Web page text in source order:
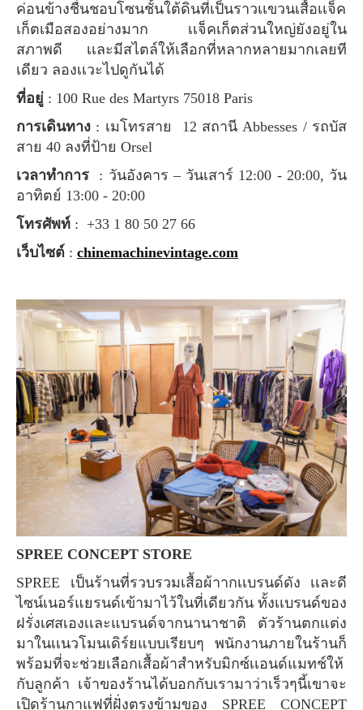
ค่อนข้างชื่นชอบโซนชั้นใต้ดินที่เป็นราวเเขวนเสื้อเเจ็ค
เก็ตเมือสองอย่างมาก เเจ็คเก็ตส่วนใหญ่ยังอยู่ใน
สภาพดี เเละมีสไตล์ให้เลือกที่หลากหลายมากเลยที
เดียว ลองเเวะไปดูกันได้
ที่อยู่ : 100 Rue des Martyrs 75018 Paris
การเดินทาง : เมโทรสาย 12 สถานี Abbesses / รถบัส
สาย 40 ลงที่ป้าย Orsel
เวลาทำการ
: วันอังคาร – วันเสาร์ 12:00 - 20:00, วัน
อาทิตย์ 13:00 - 20:00
โทรศัพท์ : +33 1 80 50 27 66
เว็บไซต์ : chinemachinevintage.com
SPREE CONCEPT STORE
SPREE เป็นร้านที่รวบรวมเสื้อผ้าากเเบรนด์ดัง เเละดี
ไซน์เนอร์แยรนด์เข้ามาไว้ในที่เดียวกัน ทั้งเเบรนด์ของ
ฝรั่งเศสเองเเละแบรนด์จากนานาชาติ ตัวร้านตกแต่ง
มาในเเนวโมนเดิร์ยแบบเรียบๆ พนักงานภายในร้านก็
พร้อมที่จะช่วยเลือกเสื้อผ้าสำหรับมิกซ์เเอนด์แมทช์ให้
กับลูกค้า เจ้าของร้านได้บอกกับเรามาว่าเร็วๆนี้เขาจะ
เปิดร้านกาแฟที่ฝั่งตรงข้ามของ SPREE CONCEPT